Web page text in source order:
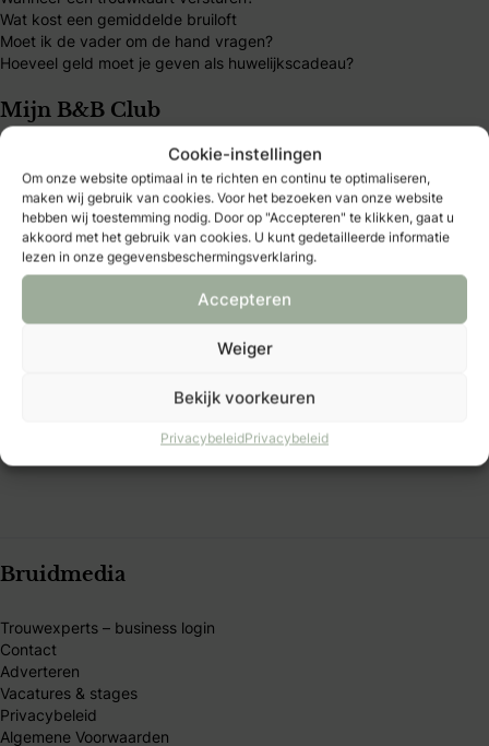
Cookie-instellingen
Om onze website optimaal in te richten en continu te optimaliseren,
maken wij gebruik van cookies. Voor het bezoeken van onze website
hebben wij toestemming nodig. Door op "Accepteren" te klikken, gaat u
akkoord met het gebruik van cookies. U kunt gedetailleerde informatie
lezen in onze gegevensbeschermingsverklaring.
Accepteren
Weiger
Bekijk voorkeuren
PrivacybeleidPrivacybeleid
Wat kost een gemiddelde bruiloft
Moet ik de vader om de hand vragen?
Hoeveel geld moet je geven als huwelijkscadeau?
Mijn B&B Club
B&B Club – registreren
B&B Club – voordelen
B&B Club – voorwaarden
Over Bruid & Bruidegom
Al 40 jaar dé plek voor bruidsparen die hun trouwdag
persoonlijk willen maken. Vind inspiratie, tips en
Club-member en ontdek exclusieve voordelen, kortingen
Bruidmedia
Trouwexperts – business login
Contact
Adverteren
Vacatures & stages
Privacybeleid
Algemene Voorwaarden